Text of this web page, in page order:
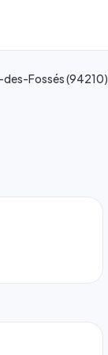
Fossés (94210)